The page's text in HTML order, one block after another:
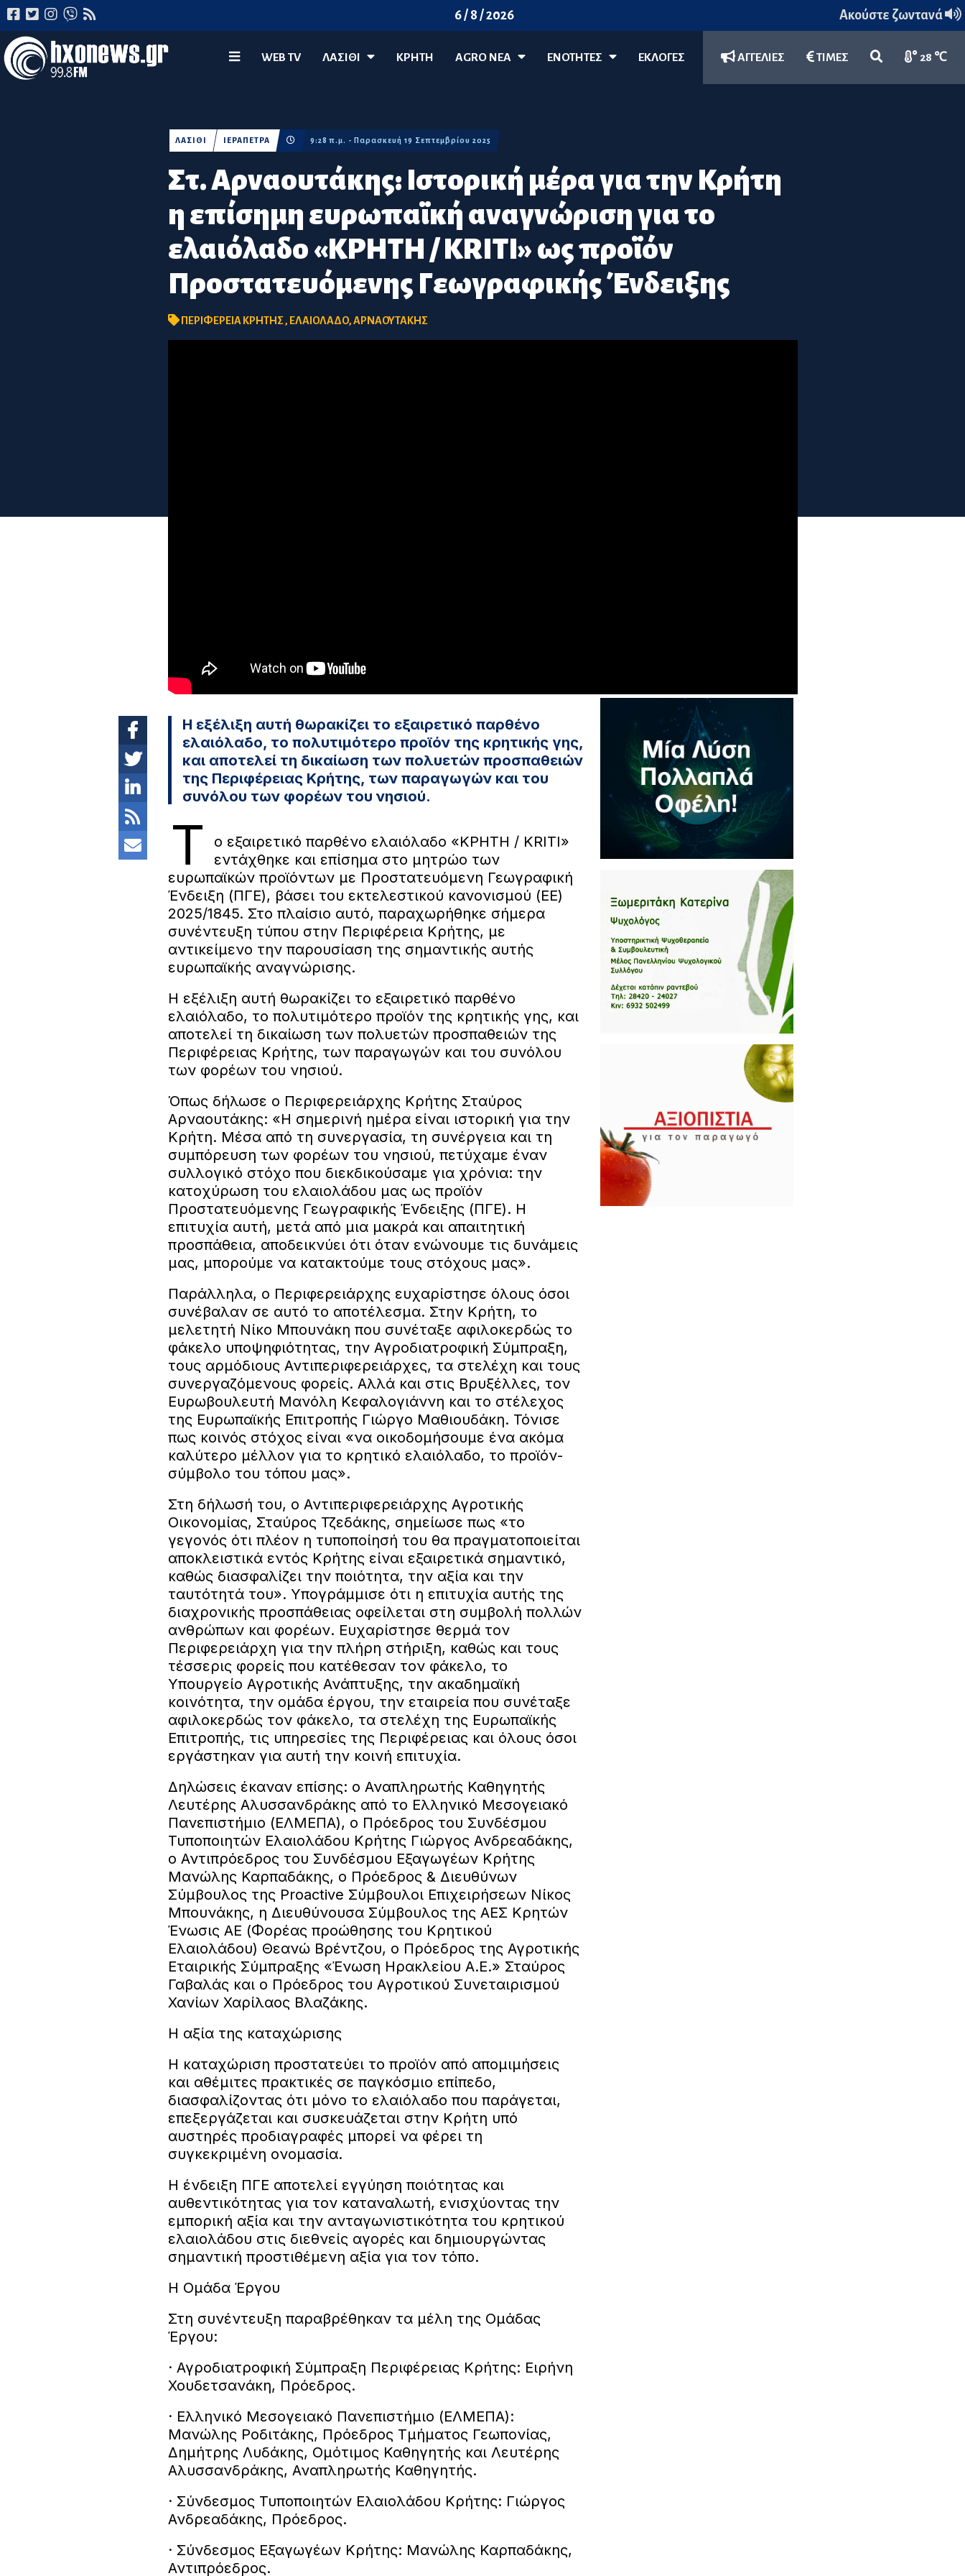
6 / 8 / 2026 Ακούστε ζωντανά
WEB TV ΛΑΣΊΘΙ ΚΡΗΤΗ AGRO ΝΈΑ ΕΝΟΤΗΤΕΣ ΕΚΛΟΓΕΣ ΑΓΓΕΛΙΕΣ ΤΙΜΕΣ 28 ℃
Στ. Αρναουτάκης: Ιστορική μέρα για την Κρήτη
η επίσημη ευρωπαϊκή αναγνώριση για το
ελαιόλαδο «ΚΡΗΤΗ / KRITI» ως προϊόν
Προστατευόμενης Γεωγραφικής Ένδειξης
ΛΑΣΙΘΙ ΙΕΡΑΠΕΤΡΑ 9:28 π.μ. - Παρασκευή 19 Σεπτεμβρίου 2025
ΠΕΡΙΦΕΡΕΙΑ ΚΡΗΤΗΣ, ΕΛΑΙΟΛΑΔΟ,ΑΡΝΑΟΥΤΑΚΗΣ
Η εξέλιξη αυτή θωρακίζει το εξαιρετικό παρθένο
ελαιόλαδο, το πολυτιμότερο προϊόν της κρητικής γης,
και αποτελεί τη δικαίωση των πολυετών προσπαθειών
της Περιφέρειας Κρήτης, των παραγωγών και του
συνόλου των φορέων του νησιού.
Τ
ο εξαιρετικό παρθένο ελαιόλαδο «ΚΡΗΤΗ / KRITI»
εντάχθηκε και επίσημα στο μητρώο των
ευρωπαϊκών προϊόντων με Προστατευόμενη Γεωγραφική
Ένδειξη (ΠΓΕ), βάσει του εκτελεστικού κανονισμού (ΕΕ)
2025/1845. Στο πλαίσιο αυτό, παραχωρήθηκε σήμερα
συνέντευξη τύπου στην Περιφέρεια Κρήτης, με
αντικείμενο την παρουσίαση της σημαντικής αυτής
ευρωπαϊκής αναγνώρισης.
Η εξέλιξη αυτή θωρακίζει το εξαιρετικό παρθένο
ελαιόλαδο, το πολυτιμότερο προϊόν της κρητικής γης, και
αποτελεί τη δικαίωση των πολυετών προσπαθειών της
Περιφέρειας Κρήτης, των παραγωγών και του συνόλου
των φορέων του νησιού.
Όπως δήλωσε ο Περιφερειάρχης Κρήτης Σταύρος
Αρναουτάκης: «Η σημερινή ημέρα είναι ιστορική για την
Κρήτη. Μέσα από τη συνεργασία, τη συνέργεια και τη
συμπόρευση των φορέων του νησιού, πετύχαμε έναν
συλλογικό στόχο που διεκδικούσαμε για χρόνια: την
κατοχύρωση του ελαιολάδου μας ως προϊόν
Προστατευόμενης Γεωγραφικής Ένδειξης (ΠΓΕ). Η
επιτυχία αυτή, μετά από μια μακρά και απαιτητική
προσπάθεια, αποδεικνύει ότι όταν ενώνουμε τις δυνάμεις
μας, μπορούμε να κατακτούμε τους στόχους μας».
Παράλληλα, ο Περιφερειάρχης ευχαρίστησε όλους όσοι
συνέβαλαν σε αυτό το αποτέλεσμα. Στην Κρήτη, το
μελετητή Νίκο Μπουνάκη που συνέταξε αφιλοκερδώς το
φάκελο υποψηφιότητας, την Αγροδιατροφική Σύμπραξη,
τους αρμόδιους Αντιπεριφερειάρχες, τα στελέχη και τους
συνεργαζόμενους φορείς. Αλλά και στις Βρυξέλλες, τον
Ευρωβουλευτή Μανόλη Κεφαλογιάννη και το στέλεχος
της Ευρωπαϊκής Επιτροπής Γιώργο Μαθιουδάκη. Τόνισε
πως κοινός στόχος είναι «να οικοδομήσουμε ένα ακόμα
καλύτερο μέλλον για το κρητικό ελαιόλαδο, το προϊόν-
σύμβολο του τόπου μας».
Στη δήλωσή του, ο Αντιπεριφερειάρχης Αγροτικής
Οικονομίας, Σταύρος Τζεδάκης, σημείωσε πως «το
γεγονός ότι πλέον η τυποποίησή του θα πραγματοποιείται
αποκλειστικά εντός Κρήτης είναι εξαιρετικά σημαντικό,
καθώς διασφαλίζει την ποιότητα, την αξία και την
ταυτότητά του». Υπογράμμισε ότι η επιτυχία αυτής της
διαχρονικής προσπάθειας οφείλεται στη συμβολή πολλών
ανθρώπων και φορέων. Ευχαρίστησε θερμά τον
Περιφερειάρχη για την πλήρη στήριξη, καθώς και τους
τέσσερις φορείς που κατέθεσαν τον φάκελο, το
Υπουργείο Αγροτικής Ανάπτυξης, την ακαδημαϊκή
κοινότητα, την ομάδα έργου, την εταιρεία που συνέταξε
αφιλοκερδώς τον φάκελο, τα στελέχη της Ευρωπαϊκής
Επιτροπής, τις υπηρεσίες της Περιφέρειας και όλους όσοι
εργάστηκαν για αυτή την κοινή επιτυχία.
Δηλώσεις έκαναν επίσης: ο Αναπληρωτής Καθηγητής
Λευτέρης Αλυσσανδράκης από το Ελληνικό Μεσογειακό
Πανεπιστήμιο (ΕΛΜΕΠΑ), ο Πρόεδρος του Συνδέσμου
Τυποποιητών Ελαιολάδου Κρήτης Γιώργος Ανδρεαδάκης,
ο Αντιπρόεδρος του Συνδέσμου Εξαγωγέων Κρήτης
Μανώλης Καρπαδάκης, ο Πρόεδρος & Διευθύνων
Σύμβουλος της Proactive Σύμβουλοι Επιχειρήσεων Νίκος
Μπουνάκης, η Διευθύνουσα Σύμβουλος της ΑΕΣ Κρητών
Ένωσις ΑΕ (Φορέας προώθησης του Κρητικού
Ελαιολάδου) Θεανώ Βρέντζου, ο Πρόεδρος της Αγροτικής
Εταιρικής Σύμπραξης «Ένωση Ηρακλείου Α.Ε.» Σταύρος
Γαβαλάς και ο Πρόεδρος του Αγροτικού Συνεταιρισμού
Χανίων Χαρίλαος Βλαζάκης.
Η αξία της καταχώρισης
Η καταχώριση προστατεύει το προϊόν από απομιμήσεις
και αθέμιτες πρακτικές σε παγκόσμιο επίπεδο,
διασφαλίζοντας ότι μόνο το ελαιόλαδο που παράγεται,
επεξεργάζεται και συσκευάζεται στην Κρήτη υπό
αυστηρές προδιαγραφές μπορεί να φέρει τη
συγκεκριμένη ονομασία.
Η ένδειξη ΠΓΕ αποτελεί εγγύηση ποιότητας και
αυθεντικότητας για τον καταναλωτή, ενισχύοντας την
εμπορική αξία και την ανταγωνιστικότητα του κρητικού
ελαιολάδου στις διεθνείς αγορές και δημιουργώντας
σημαντική προστιθέμενη αξία για τον τόπο.
Η Ομάδα Έργου
Στη συνέντευξη παραβρέθηκαν τα μέλη της Ομάδας
Έργου:
· Αγροδιατροφική Σύμπραξη Περιφέρειας Κρήτης: Ειρήνη
Χουδετσανάκη, Πρόεδρος.
· Ελληνικό Μεσογειακό Πανεπιστήμιο (ΕΛΜΕΠΑ):
Μανώλης Ροδιτάκης, Πρόεδρος Τμήματος Γεωπονίας,
Δημήτρης Λυδάκης, Ομότιμος Καθηγητής και Λευτέρης
Αλυσσανδράκης, Αναπληρωτής Καθηγητής.
· Σύνδεσμος Τυποποιητών Ελαιολάδου Κρήτης: Γιώργος
Ανδρεαδάκης, Πρόεδρος.
· Σύνδεσμος Εξαγωγέων Κρήτης: Μανώλης Καρπαδάκης,
Αντιπρόεδρος.